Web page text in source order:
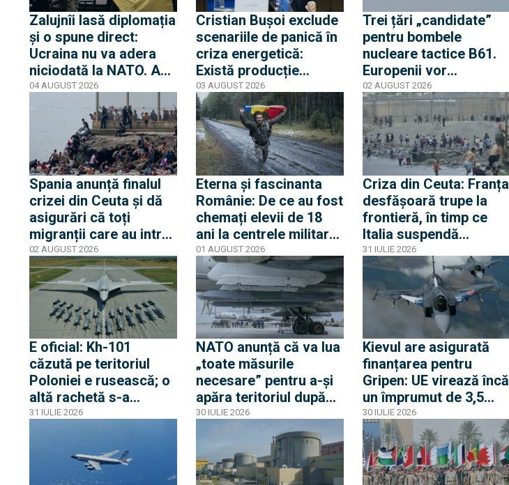
Zalujnîi lasă diplomația
și o spune direct:
Ucraina nu va adera
niciodată la NATO. Am
auzit 12 ani povești
privind aderarea
04 AUGUST 2026
Cristian Bușoi exclude
scenariile de panică în
criza energetică:
Există producție
internă stabilă cât să
alimentăm populația
03 AUGUST 2026
Trei țări „candidate”
pentru bombele
nucleare tactice B61.
Europenii vor
dislocarea în Est
pentru a convinge
Rusia că Europa nu
glumește cu propria-i
apărare
02 AUGUST 2026
Spania anunță finalul
crizei din Ceuta și dă
asigurări că toți
migranții care au intrat
ilegal au părăsit
enclava spaniolă. Criza
trezește temeri în
Europa după episodul
din 2015
02 AUGUST 2026
Eterna și fascinanta
Românie: De ce au fost
chemați elevii de 18
ani la centrele militare
și de ce nu este vorba
despre mobilizare
01 AUGUST 2026
Criza din Ceuta: Franța
desfășoară trupe la
frontieră, în timp ce
Italia suspendă
acordul Schengen cu
Spania
31 IULIE 2026
E oficial: Kh-101
căzută pe teritoriul
Poloniei e rusească; o
altă rachetă s-a
apropiat la 5 km de
întors spre Ucraina
31 IULIE 2026
NATO anunță că va lua
„toate măsurile
necesare” pentru a-și
apăra teritoriul după
ce o rachetă rusă a
explodat în Polonia
30 IULIE 2026
Kievul are asigurată
finanțarea pentru
Gripen: UE virează încă
un împrumut de 3,5
miliarde euro pentru
Gripen, drone, rachete
și apărare aeriană
30 IULIE 2026